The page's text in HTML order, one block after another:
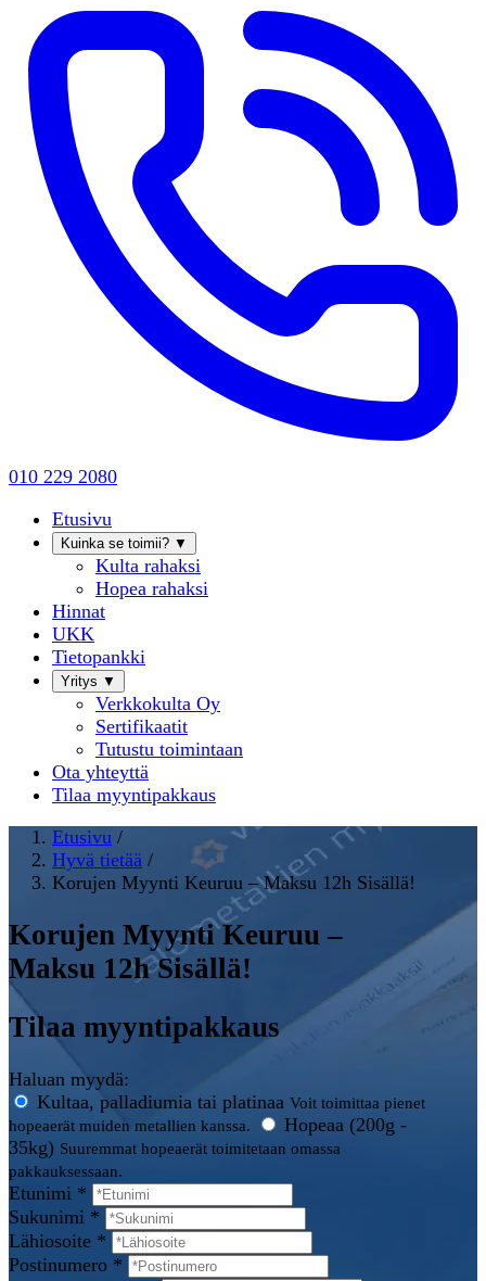
010 229 2080
Etusivu
Kuinka se toimii? ▼
Kulta rahaksi
Hopea rahaksi
Hinnat
UKK
Tietopankki
Yritys ▼
Verkkokulta Oy
Sertifikaatit
Tutustu toimintaan
Ota yhteyttä
Tilaa myyntipakkaus
Etusivu /
Hyvä tietää /
Korujen Myynti Keuruu – Maksu 12h Sisällä!
Korujen Myynti Keuruu –
Maksu 12h Sisällä!
Tilaa myyntipakkaus
Haluan myydä:
Kultaa, palladiumia tai platinaa Voit toimittaa pienet
hopeaerät muiden metallien kanssa.
Hopeaa (200g -
35kg) Suuremmat hopeaerät toimitetaan omassa
pakkauksessaan.
Etunimi *
Sukunimi *
Lähiosoite *
Postinumero *